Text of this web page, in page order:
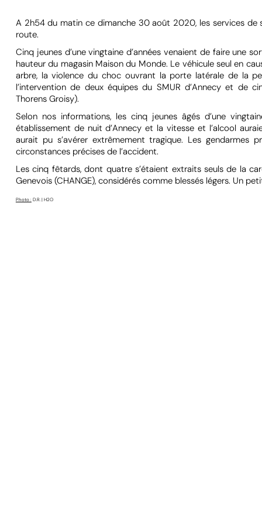
A 2h54 du matin ce dimanche 30 août 2020, les services
route.
Cinq jeunes d’une vingtaine d’années venaient de faire une
hauteur du magasin Maison du Monde. Le véhicule seul en
arbre, la violence du choc ouvrant la porte latérale de la
l’intervention de deux équipes du SMUR d’Annecy et de
Thorens Groisy).
Selon nos informations, les cinq jeunes âgés d’une
établissement de nuit d’Annecy et la vitesse et l’alcool
aurait pu s’avérer extrêmement tragique. Les
circonstances précises de l’accident.
Les cinq fêtards, dont quatre s’étaient extraits seuls de la
Genevois (CHANGE), considérés comme blessés légers. Un
Photo : D.R. | H2O